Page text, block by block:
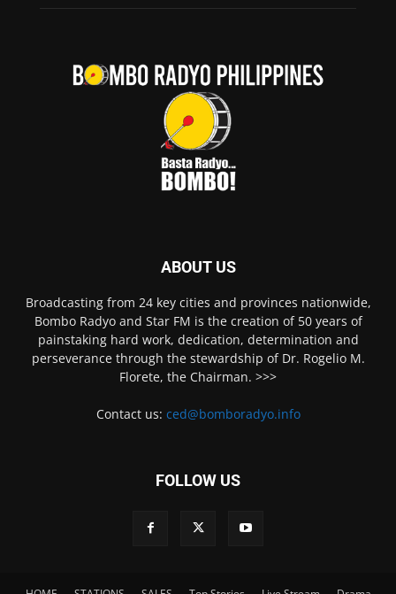
ABOUT US
Broadcasting from 24 key cities and provinces nationwide,
Bombo Radyo and Star FM is the creation of 50 years of
painstaking hard work, dedication, determination and
perseverance through the stewardship of Dr. Rogelio M.
Florete, the Chairman. >>>
Contact us: ced@bomboradyo.info
FOLLOW US